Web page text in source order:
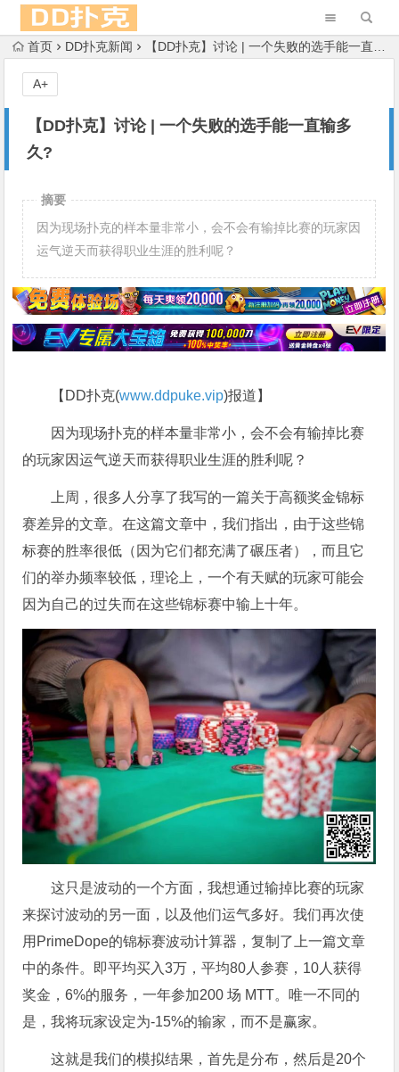
首页 DD扑克新闻 【DD扑克】讨论 | 一个失败的选手能一直输多久?
【DD扑克】讨论 | 一个失败的选手能一直输多
久?
A+
摘要
因为现场扑克的样本量非常小，会不会有输掉比赛的玩家因
运气逆天而获得职业生涯的胜利呢？
【DD扑克(www.ddpuke.vip)报道】
因为现场扑克的样本量非常小，会不会有输掉比赛
的玩家因运气逆天而获得职业生涯的胜利呢？
上周，很多人分享了我写的一篇关于高额奖金锦标
赛差异的文章。在这篇文章中，我们指出，由于这些锦
标赛的胜率很低（因为它们都充满了碾压者），而且它
们的举办频率较低，理论上，一个有天赋的玩家可能会
因为自己的过失而在这些锦标赛中输上十年。
这只是波动的一个方面，我想通过输掉比赛的玩家
来探讨波动的另一面，以及他们运气多好。我们再次使
用PrimeDope的锦标赛波动计算器，复制了上一篇文章
中的条件。即平均买入3万，平均80人参赛，10人获得
奖金，6%的服务，一年参加200 场 MTT。唯一不同的
是，我将玩家设定为-15%的输家，而不是赢家。
这就是我们的模拟结果，首先是分布，然后是20个